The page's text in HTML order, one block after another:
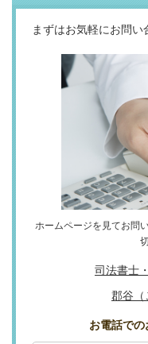
まずはお気軽にお問い
ホームページを見てお問
司法書士
郡谷（
お電話で